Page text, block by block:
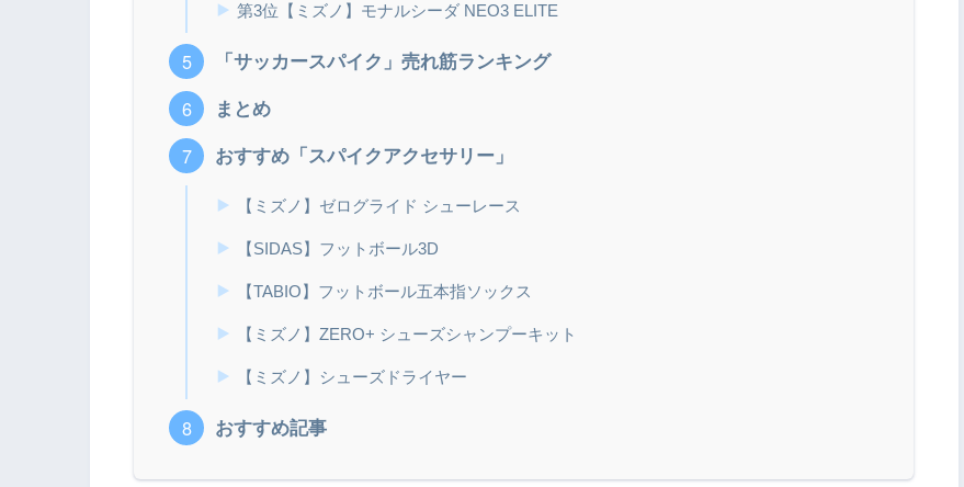
第3位【ミズノ】モナルシーダ NEO3 ELITE
「サッカースパイク」売れ筋ランキング
まとめ
おすすめ「スパイクアクセサリー」
【ミズノ】ゼログライド シューレース
【SIDAS】フットボール3D
【TABIO】フットボール五本指ソックス
【ミズノ】ZERO+ シューズシャンプーキット
【ミズノ】シューズドライヤー
おすすめ記事